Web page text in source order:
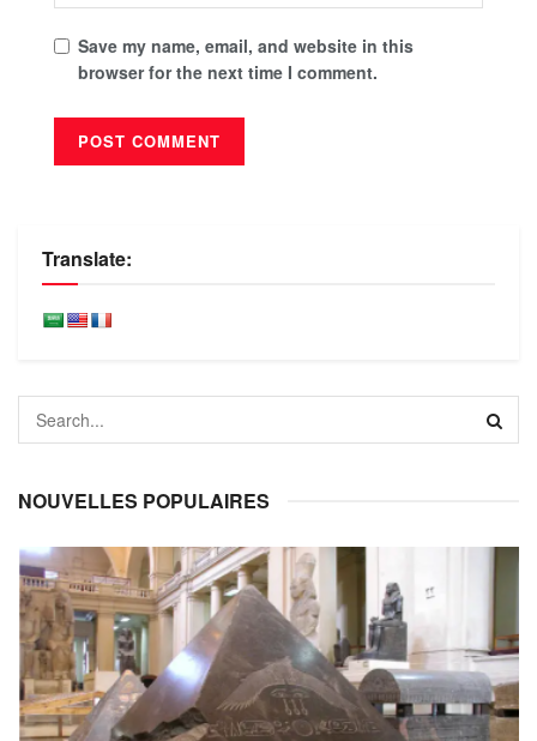
Save my name, email, and website in this
browser for the next time I comment.
Translate:
NOUVELLES POPULAIRES